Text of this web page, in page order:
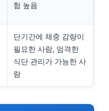
험 높음
단기간에 체중 감량이
필요한 사람, 엄격한
식단 관리가 가능한 사
람